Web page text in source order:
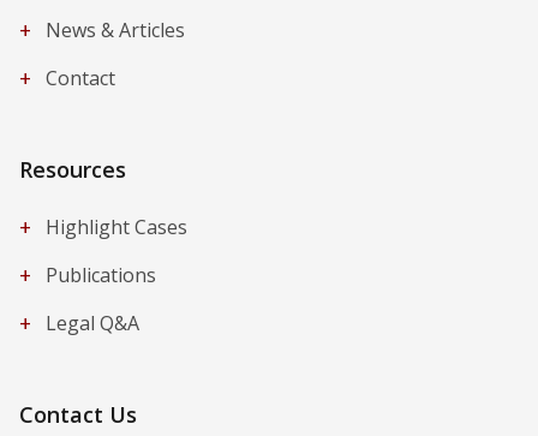
+ News & Articles
+ Contact
Resources
+
Highlight Cases
+ Publications
+ Legal Q&A
Contact Us